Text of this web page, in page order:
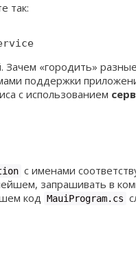
так:
Зачем «городить»
поддержки
с использованием
с именами
запрашивать в
код
MauiProgram.cs